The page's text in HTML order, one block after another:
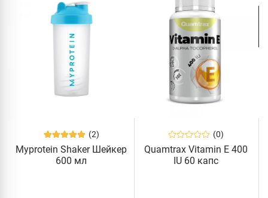
(2)
Myprotein Shaker Шейкер
600 мл
(0)
Quamtrax Vitamin E 400
IU 60 капс